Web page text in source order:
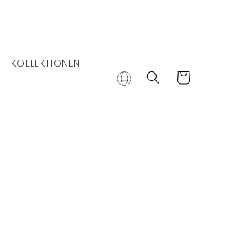
KOLLEKTIONEN
Warenkorb